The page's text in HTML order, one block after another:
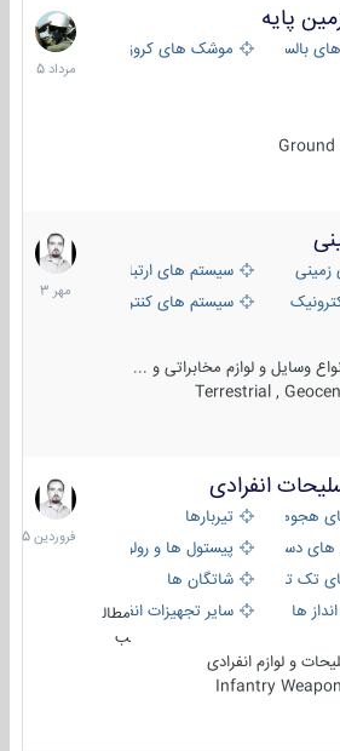
پایه
موشک های کروز
2
مرداد
1405
سیستم های ارتباطی و جمع آوری
سیستم های کنترل آتش و تجهیزات
وسایل و لوازم مخابراتی و ...
Terrestrial ,
1
مهر
1403
انفرادی
هجومی
تیربارها
دستی
پیستول ها و رولورها
تیر اندازیشاتگان ها
ها
سایر تجهیزات انفرادی
مطال
ب
و لوازم انفرادی
Infantry
17
فروردین
1405